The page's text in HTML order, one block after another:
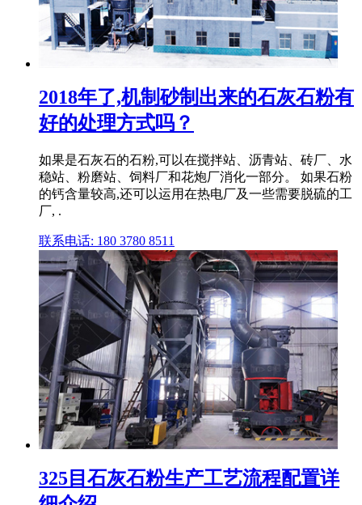
2018年了,机制砂制出来的石灰石粉有
好的处理方式吗？
如果是石灰石的石粉,可以在搅拌站、沥青站、砖厂、水
稳站、粉磨站、饲料厂和花炮厂消化一部分。 如果石粉
的钙含量较高,还可以运用在热电厂及一些需要脱硫的工
厂, .
联系电话: 180 3780 8511
325目石灰石粉生产工艺流程配置详